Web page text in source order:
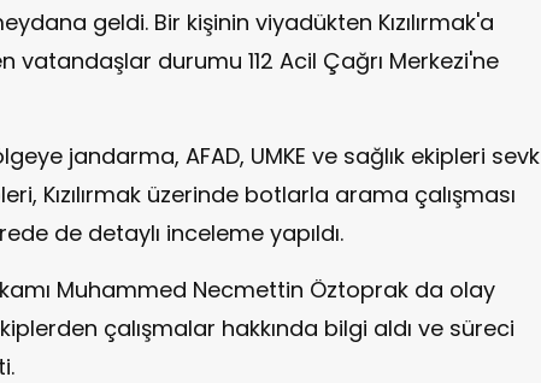
geldi. Bir kişinin viyadükten Kızılırmak'a
vatandaşlar durumu 112 Acil Çağrı Merkezi'ne
jandarma, AFAD, UMKE ve sağlık ekipleri sevk
Kızılırmak üzerinde botlarla arama çalışması
de detaylı inceleme yapıldı.
Muhammed Necmettin Öztoprak da olay
çalışmalar hakkında bilgi aldı ve süreci